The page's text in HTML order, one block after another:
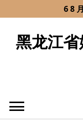
to
6 8
黑龙江